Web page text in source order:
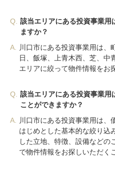
Q.
該当エリアにある投資事業用
ますか？
A.
川口市にある投資事業用は、
日、飯塚、上青木西、芝、中
エリアに絞って物件情報をお
Q.
該当エリアにある投資事業用
ことができますか？
A.
川口市にある投資事業用は、
はじめとした基本的な絞り込
した立地、特徴、設備などの
で物件情報をお探しいただく